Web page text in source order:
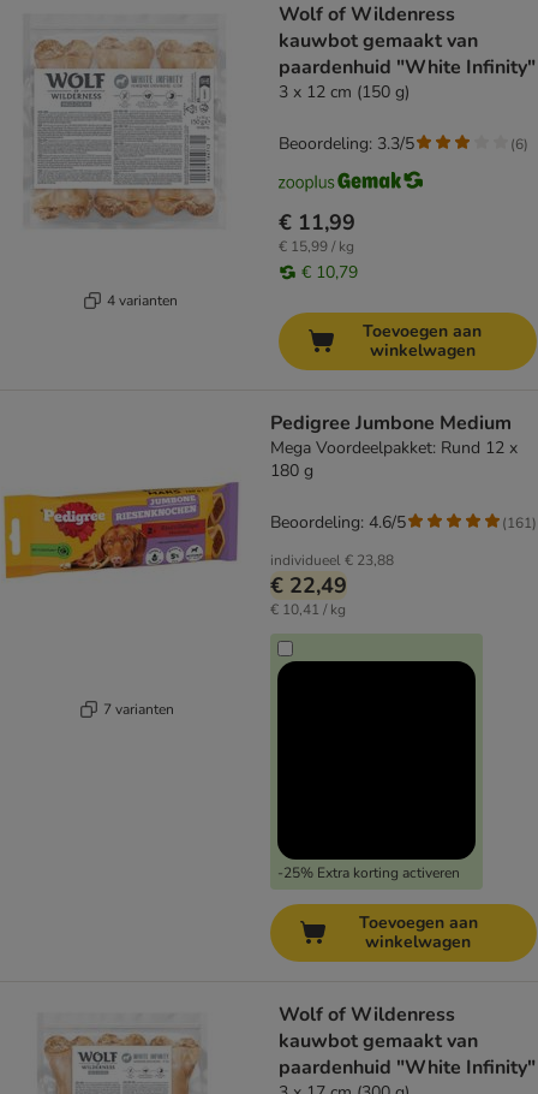
4 varianten
Wolf of Wildenress
kauwbot gemaakt van
paardenhuid "White Infinity"
3 x 12 cm (150 g)
€ 11,99
€ 15,99 / kg
€ 10,79
Beoordeling: 3.3/5 (6)
Toevoegen aan
winkelwagen
7 varianten
Pedigree Jumbone Medium
Mega Voordeelpakket: Rund 12 x
180 g
individueel€ 23,88
€ 22,49
€ 10,41 / kg
-25% Extra korting activeren
Beoordeling: 4.6/5 (161)
Toevoegen aan
winkelwagen
Wolf of Wildenress
kauwbot gemaakt van
paardenhuid "White Infinity"